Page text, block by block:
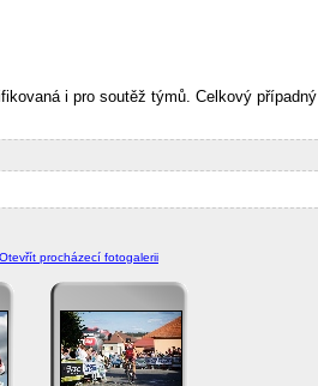
i pro soutěž týmů. Celkový případný
Otevřít procházecí fotogalerii